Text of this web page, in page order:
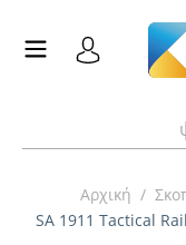
Αρχική /
SA 1911 Tactical